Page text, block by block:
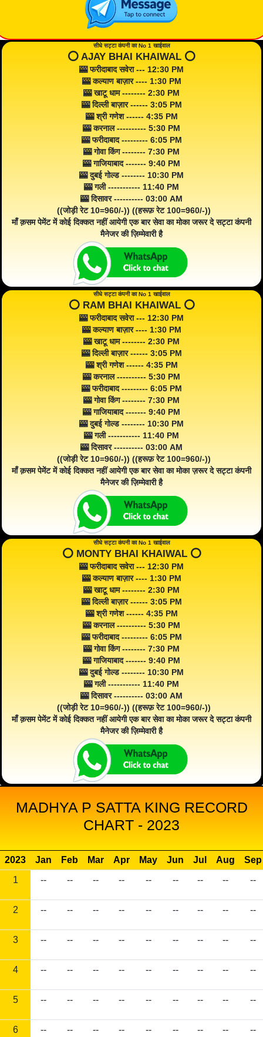
सीधे सट्टा कंपनी का No 1 खाईवाल
⭕️ AJAY BHAI KHAIWAL ⭕️
🎰 फरीदाबाद सवेरा --- 12:30 PM
🎰 कल्याण बाज़ार ---- 1:30 PM
🎰 खाटू धाम -------- 2:30 PM
🎰 दिल्ली बाज़ार ------ 3:05 PM
🎰 श्री गणेश ------ 4:35 PM
🎰 करनाल ---------- 5:30 PM
🎰 फरीदाबाद --------- 6:05 PM
🎰 गोवा किंग -------- 7:30 PM
🎰 गाजियाबाद ------- 9:40 PM
🎰 दुबई गोल्ड -------- 10:30 PM
🎰 गली ----------- 11:40 PM
🎰 दिसावर ---------- 03:00 AM
((जोड़ी रेट 10=960/-)) ((हरूफ़ रेट 100=960/-))
माँ क़सम पेमेंट में कोई दिक्कत नहीं आयेगी एक बार सेवा का मोका जरूर दे सट्टा कंपनी
मैनेजर की ज़िम्मेवारी है
सीधे सट्टा कंपनी का No 1 खाईवाल
⭕️ RAM BHAI KHAIWAL ⭕️
🎰 फरीदाबाद सवेरा --- 12:30 PM
🎰 कल्याण बाज़ार ---- 1:30 PM
🎰 खाटू धाम -------- 2:30 PM
🎰 दिल्ली बाज़ार ------ 3:05 PM
🎰 श्री गणेश ------ 4:35 PM
🎰 करनाल ---------- 5:30 PM
🎰 फरीदाबाद --------- 6:05 PM
🎰 गोवा किंग -------- 7:30 PM
🎰 गाजियाबाद ------- 9:40 PM
🎰 दुबई गोल्ड -------- 10:30 PM
🎰 गली ----------- 11:40 PM
🎰 दिसावर ---------- 03:00 AM
((जोड़ी रेट 10=960/-)) ((हरूफ़ रेट 100=960/-))
माँ क़सम पेमेंट में कोई दिक्कत नहीं आयेगी एक बार सेवा का मोका ज़रूर दे सट्टा कंपनी
मैनेजर की ज़िम्मेवारी है
सीधे सट्टा कंपनी का No 1 खाईवाल
⭕️ MONTY BHAI KHAIWAL ⭕️
🎰 फरीदाबाद सवेरा --- 12:30 PM
🎰 कल्याण बाज़ार ---- 1:30 PM
🎰 खाटू धाम -------- 2:30 PM
🎰 दिल्ली बाज़ार ------ 3:05 PM
🎰 श्री गणेश ------ 4:35 PM
🎰 करनाल ---------- 5:30 PM
🎰 फरीदाबाद --------- 6:05 PM
🎰 गोवा किंग -------- 7:30 PM
🎰 गाजियाबाद ------- 9:40 PM
🎰 दुबई गोल्ड -------- 10:30 PM
🎰 गली ----------- 11:40 PM
🎰 दिसावर ---------- 03:00 AM
((जोड़ी रेट 10=960/-)) ((हरूफ़ रेट 100=960/-))
माँ क़सम पेमेंट में कोई दिक्कत नहीं आयेगी एक बार सेवा का मोका जरूर दे सट्टा कंपनी
मैनेजर की ज़िम्मेवारी है
MADHYA P SATTA KING RECORD
CHART - 2023
2023 Jan Feb Mar Apr May Jun Jul Aug
Sep
1
-- -- -- -- -- -- -- -- --
2 -- -- -- -- -- -- -- -- --
3 -- -- -- -- -- -- -- -- --
4 -- -- -- -- -- -- -- -- --
5 -- -- -- -- -- -- -- -- --
6 -- -- -- -- -- -- -- -- --